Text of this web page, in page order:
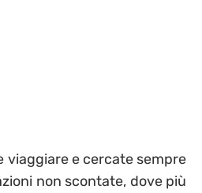
viaggiare e cercate sempre
non scontate, dove più